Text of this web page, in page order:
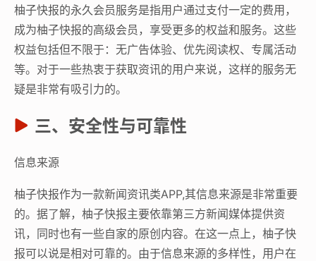
柚子快报的永久会员服务是指用户通过支付一定的费用，
成为柚子快报的高级会员，享受更多的权益和服务。这些
权益包括但不限于：无广告体验、优先阅读权、专属活动
等。对于一些热衷于获取资讯的用户来说，这样的服务无
疑是非常有吸引力的。
三、安全性与可靠性
信息来源
柚子快报作为一款新闻资讯类APP,其信息来源是非常重要
的。据了解，柚子快报主要依靠第三方新闻媒体提供资
讯，同时也有一些自家的原创内容。在这一点上，柚子快
报可以说是相对可靠的。由于信息来源的多样性，用户在